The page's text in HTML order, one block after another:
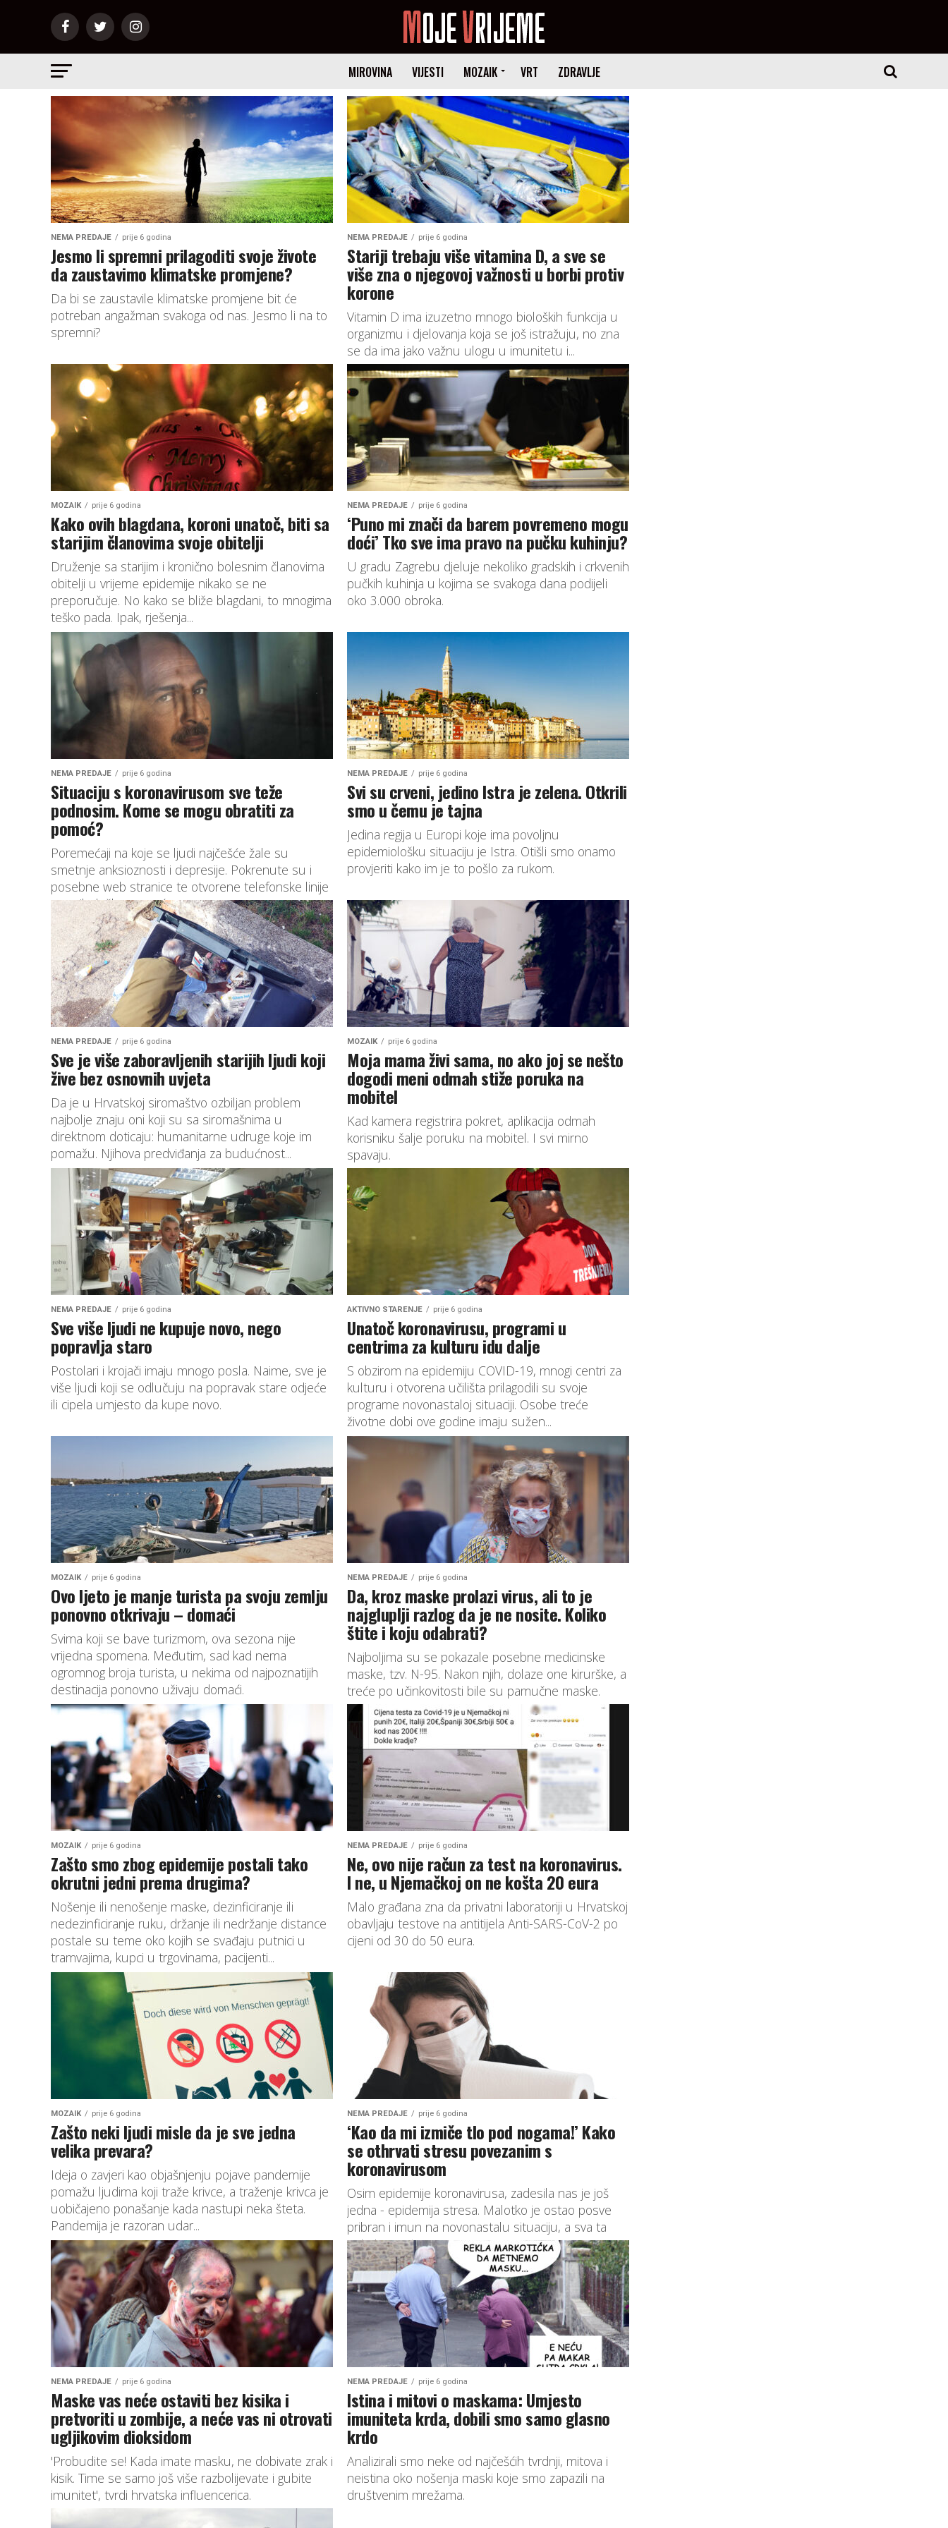
MIROVINA VIJESTI MOZAIK VRT ZDRAVLJE
NEMA PREDAJE prije 6 godina
Jesmo li spremni prilagoditi svoje živote
da zaustavimo klimatske promjene?
Da bi se zaustavile klimatske promjene bit će
potreban angažman svakoga od nas. Jesmo li na to
spremni?
NEMA PREDAJE prije 6 godina
Stariji trebaju više vitamina D, a sve se
više zna o njegovoj važnosti u borbi protiv
korone
Vitamin D ima izuzetno mnogo bioloških funkcija u
organizmu i djelovanja koja se još istražuju, no zna
se da ima jako važnu ulogu u imunitetu i...
MOZAIK prije 6 godina
Kako ovih blagdana, koroni unatoč, biti sa
starijim članovima svoje obitelji
Druženje sa starijim i kronično bolesnim članovima
obitelji u vrijeme epidemije nikako se ne
preporučuje. No kako se bliže blagdani, to mnogima
teško pada. Ipak, rješenja...
NEMA PREDAJE prije 6 godina
‘Puno mi znači da barem povremeno mogu
doći’ Tko sve ima pravo na pučku kuhinju?
U gradu Zagrebu djeluje nekoliko gradskih i crkvenih
pučkih kuhinja u kojima se svakoga dana podijeli
oko 3.000 obroka.
NEMA PREDAJE prije 6 godina
Situaciju s koronavirusom sve teže
podnosim. Kome se mogu obratiti za
pomoć?
Poremećaji na koje se ljudi najčešće žale su
smetnje anksioznosti i depresije. Pokrenute su i
posebne web stranice te otvorene telefonske linije
za psihološku pomoć.
NEMA PREDAJE prije 6 godina
Svi su crveni, jedino Istra je zelena. Otkrili
smo u čemu je tajna
Jedina regija u Europi koje ima povoljnu
epidemiološku situaciju je Istra. Otišli smo onamo
provjeriti kako im je to pošlo za rukom.
NEMA PREDAJE prije 6 godina
Sve je više zaboravljenih starijih ljudi koji
žive bez osnovnih uvjeta
Da je u Hrvatskoj siromaštvo ozbiljan problem
najbolje znaju oni koji su sa siromašnima u
direktnom doticaju: humanitarne udruge koje im
pomažu. Njihova predviđanja za budućnost...
MOZAIK prije 6 godina
Moja mama živi sama, no ako joj se nešto
dogodi meni odmah stiže poruka na
mobitel
Kad kamera registrira pokret, aplikacija odmah
korisniku šalje poruku na mobitel. I svi mirno
spavaju.
NEMA PREDAJE prije 6 godina
Sve više ljudi ne kupuje novo, nego
popravlja staro
Postolari i krojači imaju mnogo posla. Naime, sve je
više ljudi koji se odlučuju na popravak stare odjeće
ili cipela umjesto da kupe novo.
AKTIVNO STARENJE prije 6 godina
Unatoč koronavirusu, programi u
centrima za kulturu idu dalje
S obzirom na epidemiju COVID-19, mnogi centri za
kulturu i otvorena učilišta prilagodili su svoje
programe novonastaloj situaciji. Osobe treće
životne dobi ove godine imaju sužen...
MOZAIK prije 6 godina
Ovo ljeto je manje turista pa svoju zemlju
ponovno otkrivaju – domaći
Svima koji se bave turizmom, ova sezona nije
vrijedna spomena. Međutim, sad kad nema
ogromnog broja turista, u nekima od najpoznatijih
destinacija ponovno uživaju domaći.
NEMA PREDAJE prije 6 godina
Da, kroz maske prolazi virus, ali to je
najgluplji razlog da je ne nosite. Koliko
štite i koju odabrati?
Najboljima su se pokazale posebne medicinske
maske, tzv. N-95. Nakon njih, dolaze one kirurške, a
treće po učinkovitosti bile su pamučne maske.
MOZAIK prije 6 godina
Zašto smo zbog epidemije postali tako
okrutni jedni prema drugima?
Nošenje ili nenošenje maske, dezinficiranje ili
nedezinficiranje ruku, držanje ili nedržanje distance
postale su teme oko kojih se svađaju putnici u
tramvajima, kupci u trgovinama, pacijenti...
NEMA PREDAJE prije 6 godina
Ne, ovo nije račun za test na koronavirus.
I ne, u Njemačkoj on ne košta 20 eura
Malo građana zna da privatni laboratoriji u Hrvatskoj
obavljaju testove na antitijela Anti-SARS-CoV-2 po
cijeni od 30 do 50 eura.
MOZAIK prije 6 godina
Zašto neki ljudi misle da je sve jedna
velika prevara?
Ideja o zavjeri kao objašnjenju pojave pandemije
pomažu ljudima koji traže krivce, a traženje krivca je
uobičajeno ponašanje kada nastupi neka šteta.
Pandemija je razoran udar...
NEMA PREDAJE prije 6 godina
‘Kao da mi izmiče tlo pod nogama!’ Kako
se othrvati stresu povezanim s
koronavirusom
Osim epidemije koronavirusa, zadesila nas je još
jedna - epidemija stresa. Malotko je ostao posve
pribran i imun na novonastalu situaciju, a sva ta
neizvjesnost u...
NEMA PREDAJE prije 6 godina
Maske vas neće ostaviti bez kisika i
pretvoriti u zombije, a neće vas ni otrovati
ugljikovim dioksidom
'Probudite se! Kada imate masku, ne dobivate zrak i
kisik. Time se samo još više razbolijevate i gubite
imunitet', tvrdi hrvatska influencerica.
NEMA PREDAJE prije 6 godina
Istina i mitovi o maskama: Umjesto
imuniteta krda, dobili smo samo glasno
krdo
Analizirali smo neke od najčešćih tvrdnji, mitova i
neistina oko nošenja maski koje smo zapazili na
društvenim mrežama.